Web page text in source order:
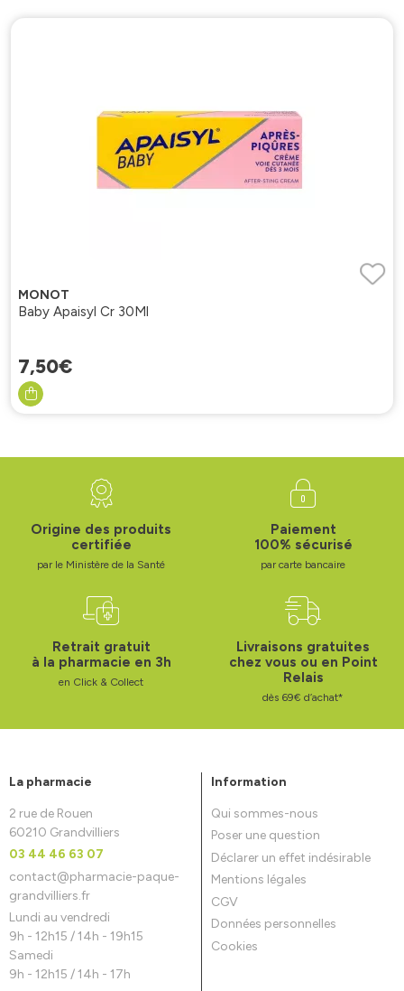
MONOT
Baby Apaisyl Cr 30Ml
7,50€
Origine des produits
certifiée
par le Ministère de la Santé
Paiement
100% sécurisé
par carte bancaire
Retrait gratuit
à la pharmacie en 3h
en Click & Collect
Livraisons gratuites
chez vous ou en Point
Relais
dès 69€ d’achat*
La pharmacie
2 rue de Rouen
60210 Grandvilliers
03 44 46 63 07
contact@pharmacie-paque-
grandvilliers.fr
Lundi au vendredi
9h - 12h15 / 14h - 19h15
Samedi
9h - 12h15 / 14h - 17h
Information
Qui sommes-nous
Poser une question
Déclarer un effet indésirable
Mentions légales
CGV
Données personnelles
Cookies